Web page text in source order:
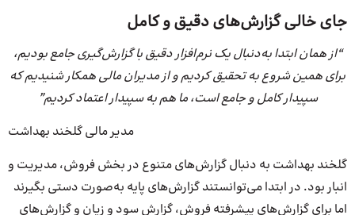
جای خالی گزارش‌های دقیق و کامل
“از همان ابتدا به‌دنبال یک نرم‌افزار دقیق با گزارش‌گیری جامع بودیم،
برای همین شروع به تحقیق کردیم و از مدیران مالی همکار شنیدیم که
سپیدار کامل و جامع است، ما هم به سپیدار اعتماد کردیم”
مدیر مالی گلخند بهداشت
گلخند بهداشت به دنبال گزارش‌های متنوع در بخش فروش، مدیریت و
انبار بود. در ابتدا می‌توانستند گزارش‌های پایه به‌صورت دستی بگیرند
اما برای گزارش‌های پیشرفته فروش، گزارش سود و زیان و گزارش‌های